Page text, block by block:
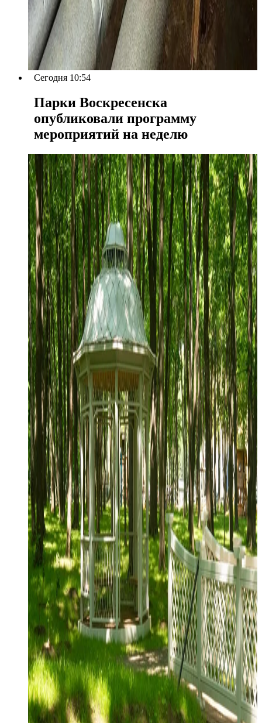
Сегодня 10:54
Парки Воскресенска
опубликовали программу
мероприятий на неделю